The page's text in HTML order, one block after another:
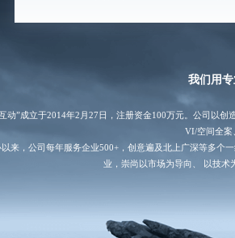
我们用
动”成立于2014年2月27日，注册资金100万元。公司以
VI/空间全案
以来，公司每年服务企业500+，创意遍及北上广深等多个
业，崇尚以市场为导向、 以技术